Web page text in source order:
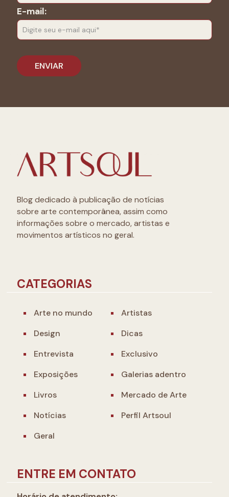
E-mail:
Blog dedicado à publicação de notícias
sobre arte contemporânea, assim como
informações sobre o mercado, artistas e
movimentos artísticos no geral.
CATEGORIAS
Arte no mundo
Artistas
Design
Dicas
Entrevista
Exclusivo
Exposições
Galerias adentro
Livros
Mercado de Arte
Notícias
Perfil Artsoul
Geral
ENTRE EM CONTATO